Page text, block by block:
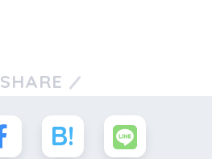
SHARE